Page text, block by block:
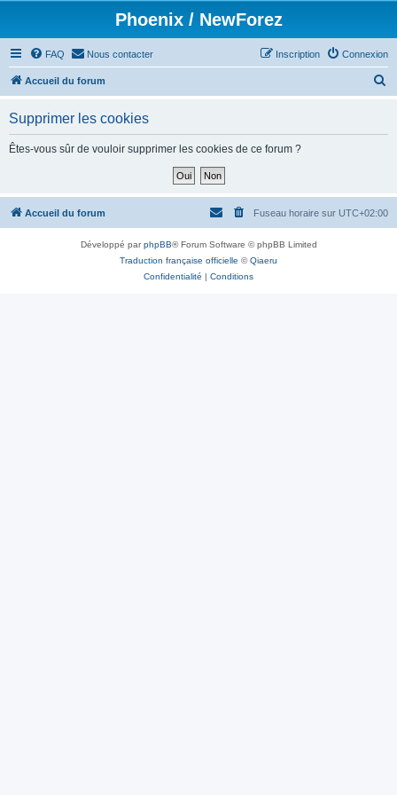
Phoenix / NewForez
FAQ Nous contacter Connexion
Inscription
Accueil du forum
h
Supprimer les cookies
Êtes-vous sûr de vouloir supprimer les cookies de ce forum ?
Accueil du forum Fuseau horaire sur UTC+02:00
Développé parphpBB® Forum Software © phpBB Limited
Traduction française officielle ©Qiaeru
Confidentialité | Conditions